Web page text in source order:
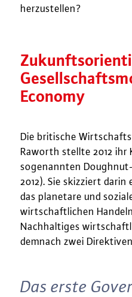
herzustellen?
Economy
Die britische
Raworth stellte 2012 ihr
sogenannten
2012). Sie skizziert
das planetare und
wirtschaftlichen
Nachhaltiges
demnach zwei
Das erste